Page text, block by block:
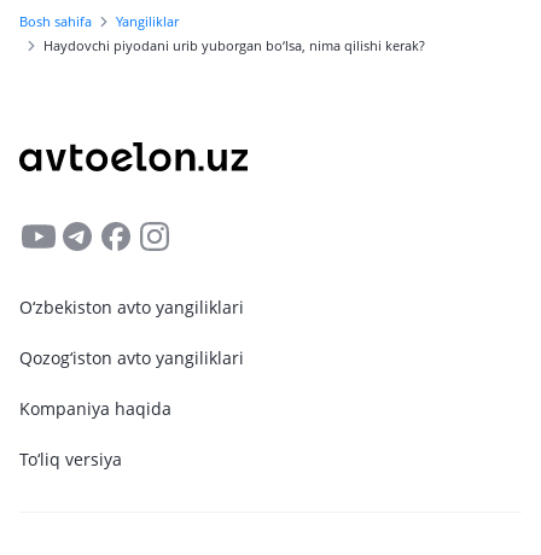
Bosh sahifa
Yangiliklar
Haydovchi piyodani urib yuborgan bo‘lsa, nima qilishi kerak?
O‘zbekiston avto yangiliklari
Qozog‘iston avto yangiliklari
Kompaniya haqida
To‘liq versiya